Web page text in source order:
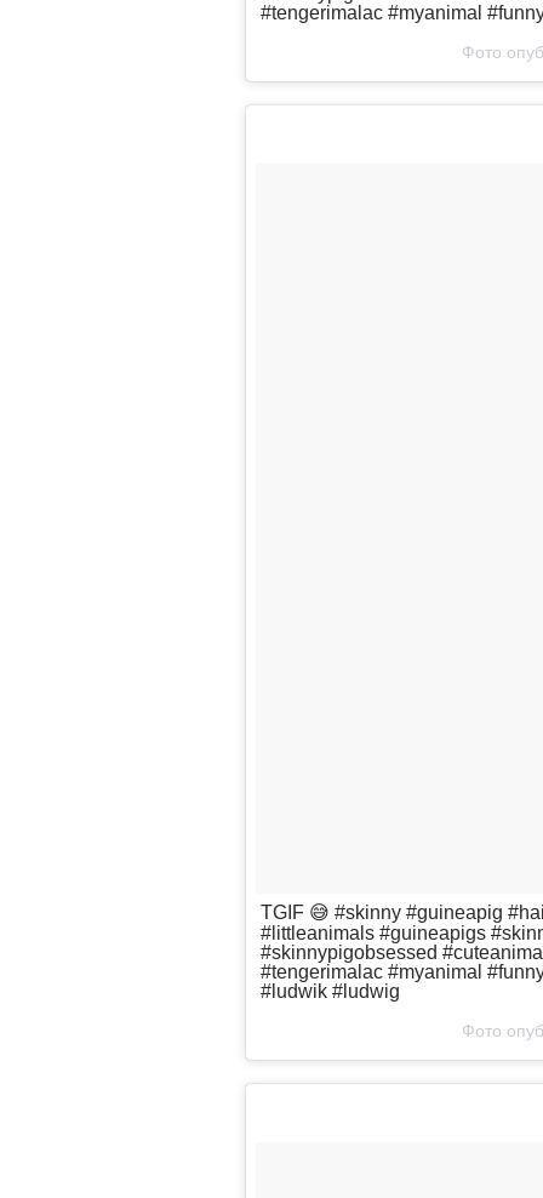
#tengerimalac #myanimal
Фото
TGIF 😅 #skinny #guineapig
#littleanimals #guineapigs
#skinnypigobsessed
#tengerimalac #myanimal
#ludwik #ludwig
Фото